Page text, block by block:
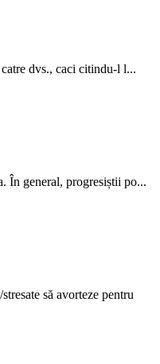
dvs., caci citindu-l l...
În general, progresiștii po...
să avorteze pentru